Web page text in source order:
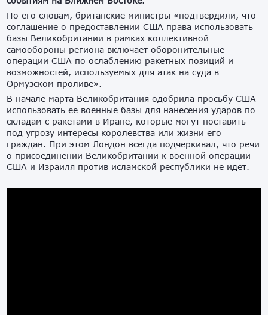
По его словам, британские министры «подтвердили, что
соглашение о предоставлении США права использовать
базы Великобритании в рамках коллективной
самообороны региона включает оборонительные
операции США по ослаблению ракетных позиций и
возможностей, используемых для атак на суда в
Ормузском проливе».
В начале марта Великобритания одобрила просьбу США
использовать ее военные базы для нанесения ударов по
складам с ракетами в Иране, которые могут поставить
под угрозу интересы королевства или жизни его
граждан. При этом Лондон всегда подчеркивал, что речи
о присоединении Великобритании к военной операции
США и Израиля против исламской республики не идет.